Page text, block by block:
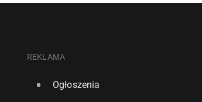
REKLAMA
Ogłoszenia